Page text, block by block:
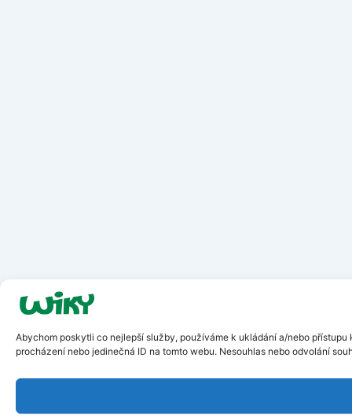
Abychom poskytli co nejlepší služby, používáme k ukládání a/nebo
procházení nebo jedinečná ID na tomto webu. Nesouhlas nebo odvolání